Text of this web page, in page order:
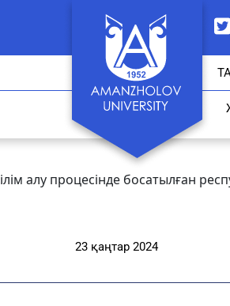
алу процесінде босатылған
23 қаңтар 2024